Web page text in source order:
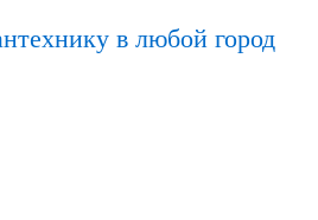
в любой город